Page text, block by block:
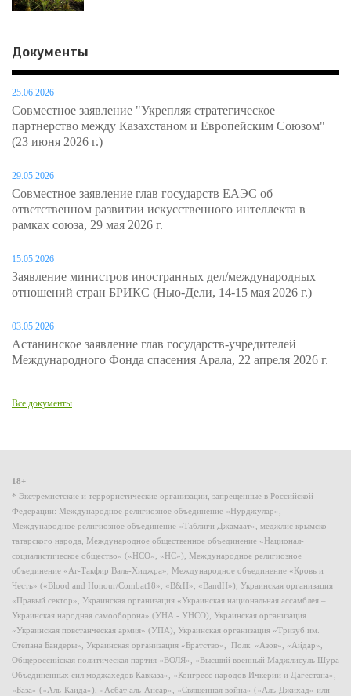
Документы
25.06.2026
Совместное заявление "Укрепляя стратегическое
партнерство между Казахстаном и Европейским Союзом"
(23 июня 2026 г.)
29.05.2026
Совместное заявление глав государств ЕАЭС об
ответственном развитии искусственного интеллекта в
рамках союза, 29 мая 2026 г.
15.05.2026
Заявление министров иностранных дел/международных
отношений стран БРИКС (Нью-Дели, 14-15 мая 2026 г.)
03.05.2026
Астанинское заявление глав государств-учредителей
Международного Фонда спасения Арала, 22 апреля 2026 г.
Все документы
18+
* Экстремистские и террористические организации, запрещенные в Российской
Федерации: Международное религиозное объединение «Нурджулар»,
Международное религиозное объединение «Таблиги Джамаат», меджлис крымско-
татарского народа, Международное общественное объединение «Национал-
социалистическое общество» («НСО», «НС»), Международное религиозное
объединение «Ат-Такфир Валь-Хиджра», Международное объединение «Кровь и
Честь» («Blood and Honour/Combat18», «B&H», «BandH»), Украинская организация
«Правый сектор», Украинская организация «Украинская национальная ассамблея –
Украинская народная самооборона» (УНА - УНСО), Украинская организация
«Украинская повстанческая армия» (УПА), Украинская организация «Тризуб им.
Степана Бандеры», Украинская организация «Братство», Полк «Азов», «Айдар»,
Общероссийская политическая партия «ВОЛЯ», «Высший военный Маджлисуль Шура
Объединенных сил моджахедов Кавказа», «Конгресс народов Ичкерии и Дагестана»,
«База» («Аль-Каида»), «Асбат аль-Ансар», «Священная война» («Аль-Джихад» или